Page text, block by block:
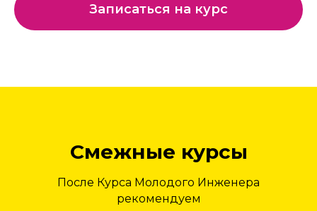
Записаться на курс
Смежные курсы
После Курса Молодого Инженера
рекомендуем